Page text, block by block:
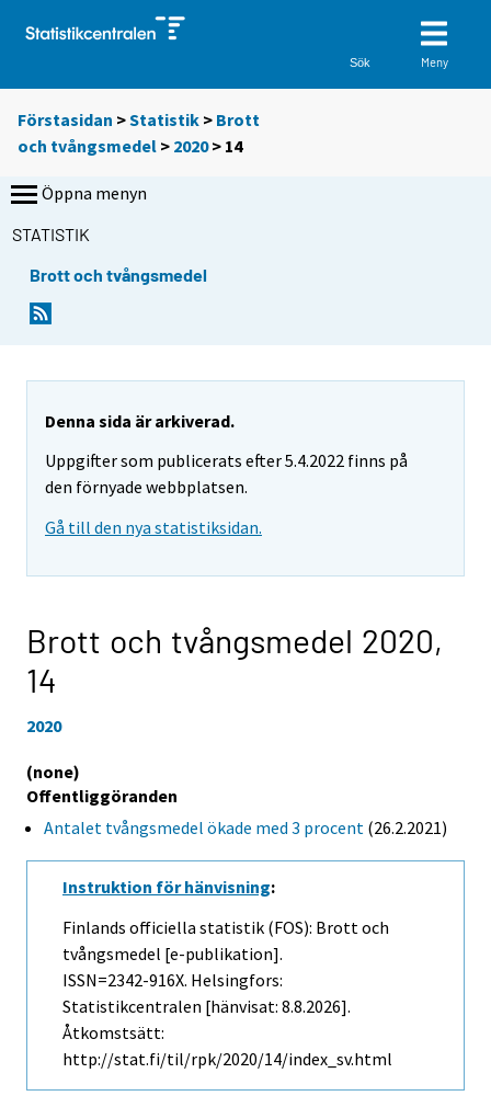
Sök Meny
Förstasidan >Statistik > Brott
och tvångsmedel > 2020> 14
Öppna menyn
STATISTIK
Brott och tvångsmedel
Denna sida är arkiverad.
Uppgifter som publicerats efter 5.4.2022 finns på
den förnyade webbplatsen.
Gå till den nya statistiksidan.
Brott och tvångsmedel 2020,
14
2020
(none)
Offentliggöranden
Antalet tvångsmedel ökade med 3 procent (26.2.2021)
Instruktion för hänvisning:
Finlands officiella statistik (FOS): Brott och
tvångsmedel [e-publikation].
ISSN=2342-916X. Helsingfors:
Statistikcentralen [hänvisat: 8.8.2026].
Åtkomstsätt:
http://stat.fi/til/rpk/2020/14/index_sv.html